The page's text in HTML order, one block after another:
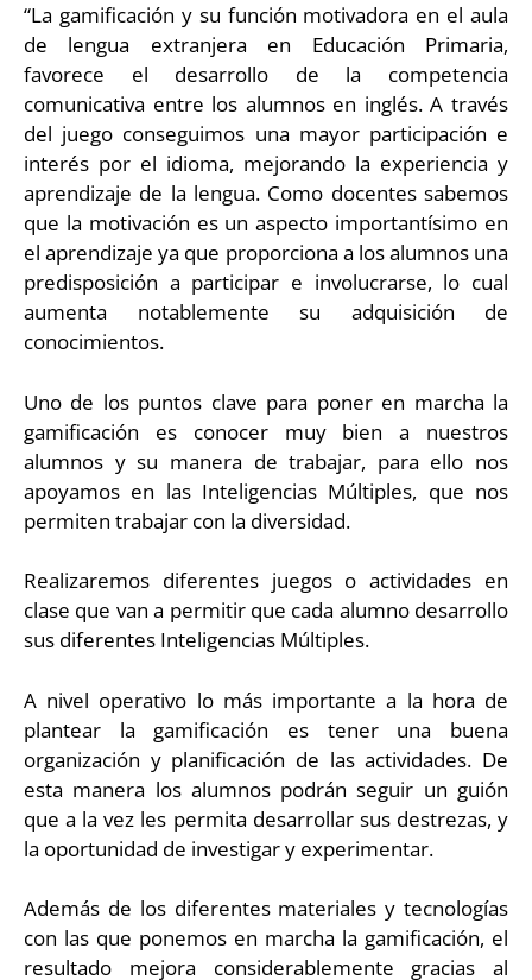
“La gamificación y su función motivadora en el aula
de lengua extranjera en Educación Primaria,
favorece el desarrollo de la competencia
comunicativa entre los alumnos en inglés. A través
del juego conseguimos una mayor participación e
interés por el idioma, mejorando la experiencia y
aprendizaje de la lengua. Como docentes sabemos
que la motivación es un aspecto importantísimo en
el aprendizaje ya que proporciona a los alumnos una
predisposición a participar e involucrarse, lo cual
aumenta notablemente su adquisición de
conocimientos.
Uno de los puntos clave para poner en marcha la
gamificación es conocer muy bien a nuestros
alumnos y su manera de trabajar, para ello nos
apoyamos en las Inteligencias Múltiples, que nos
permiten trabajar con la diversidad.
Realizaremos diferentes juegos o actividades en
clase que van a permitir que cada alumno desarrollo
sus diferentes Inteligencias Múltiples.
A nivel operativo lo más importante a la hora de
plantear la gamificación es tener una buena
organización y planificación de las actividades. De
esta manera los alumnos podrán seguir un guión
que a la vez les permita desarrollar sus destrezas, y
la oportunidad de investigar y experimentar.
Además de los diferentes materiales y tecnologías
con las que ponemos en marcha la gamificación, el
resultado mejora considerablemente gracias al